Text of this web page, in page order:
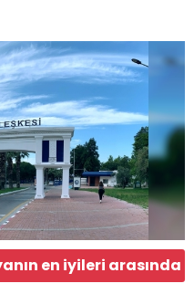
en iyileri arasında